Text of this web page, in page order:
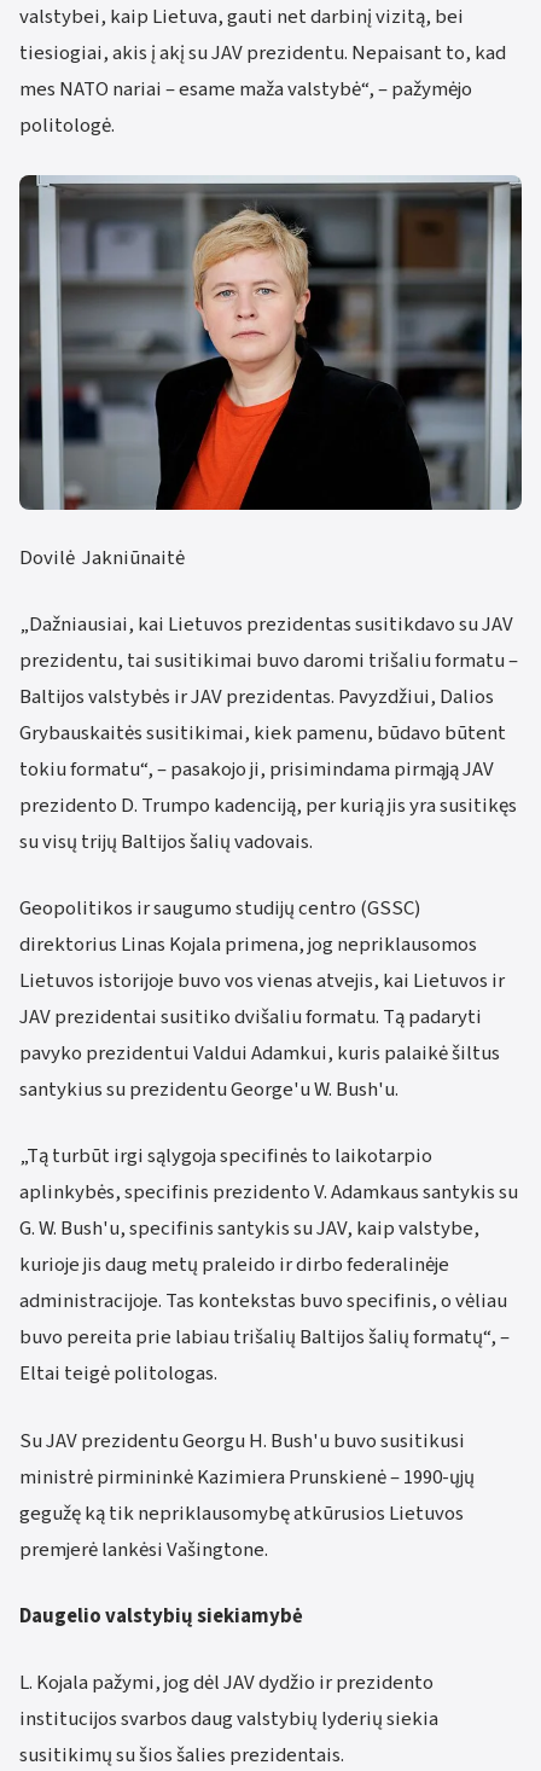
valstybei, kaip Lietuva, gauti net darbinį vizitą, bei
tiesiogiai, akis į akį su JAV prezidentu. Nepaisant to, kad
mes NATO nariai – esame maža valstybė“, – pažymėjo
politologė.
Dovilė Jakniūnaitė
„Dažniausiai, kai Lietuvos prezidentas susitikdavo su JAV
prezidentu, tai susitikimai buvo daromi trišaliu formatu –
Baltijos valstybės ir JAV prezidentas. Pavyzdžiui, Dalios
Grybauskaitės susitikimai, kiek pamenu, būdavo būtent
tokiu formatu“, – pasakojo ji, prisimindama pirmąją JAV
prezidento D. Trumpo kadenciją, per kurią jis yra susitikęs
su visų trijų Baltijos šalių vadovais.
Geopolitikos ir saugumo studijų centro (GSSC)
direktorius Linas Kojala primena, jog nepriklausomos
Lietuvos istorijoje buvo vos vienas atvejis, kai Lietuvos ir
JAV prezidentai susitiko dvišaliu formatu. Tą padaryti
pavyko prezidentui Valdui Adamkui, kuris palaikė šiltus
santykius su prezidentu George'u W. Bush'u.
„Tą turbūt irgi sąlygoja specifinės to laikotarpio
aplinkybės, specifinis prezidento V. Adamkaus santykis su
G. W. Bush'u, specifinis santykis su JAV, kaip valstybe,
kurioje jis daug metų praleido ir dirbo federalinėje
administracijoje. Tas kontekstas buvo specifinis, o vėliau
buvo pereita prie labiau trišalių Baltijos šalių formatų“, –
Eltai teigė politologas.
Su JAV prezidentu Georgu H. Bush'u buvo susitikusi
ministrė pirmininkė Kazimiera Prunskienė – 1990-ųjų
gegužę ką tik nepriklausomybę atkūrusios Lietuvos
premjerė lankėsi Vašingtone.
Daugelio valstybių siekiamybė
L. Kojala pažymi, jog dėl JAV dydžio ir prezidento
institucijos svarbos daug valstybių lyderių siekia
susitikimų su šios šalies prezidentais.